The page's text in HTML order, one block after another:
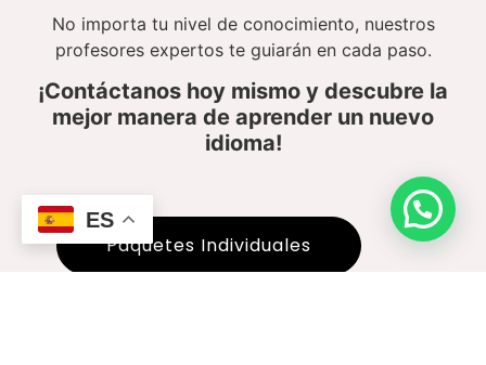
No importa tu nivel de conocimiento, nuestros
profesores expertos te guiarán en cada paso.
¡Contáctanos hoy mismo y descubre la
mejor manera de aprender un nuevo
idioma!
Paquetes Individuales
ES